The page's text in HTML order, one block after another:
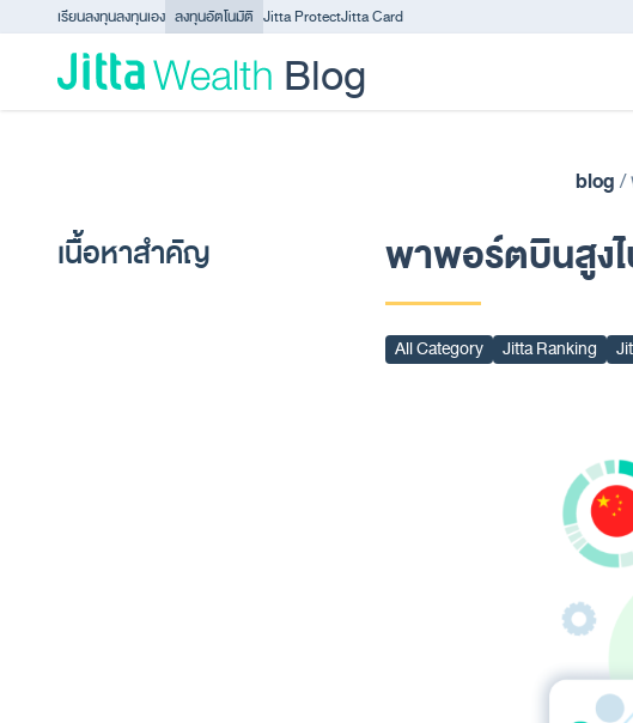
Skip to content - ข้ามไปที่เนื้อหา
เรียนลงทุนลงทุนเอง ลงทุนอัตโนมัติ Jitta ProtectJitta Card
Blog
blog/
เนื้อหาสำคัญ พาพอร์ตบินสูงไ
All Category Jitta Ranking